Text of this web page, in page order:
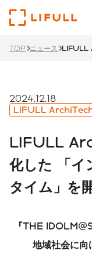
サービス
ニュース
サステナビリティ
TOP ニュース LIFULL
2024.12.18
LIFULL
LIFULL
化した 「
タイム」を
『THE
地域社会に向